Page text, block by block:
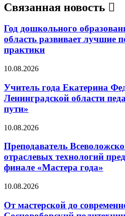
Связанная новость
Год дошкольного
область развивает лучшие
практики
10.08.2026
Учитель года Екатерина
Ленинградской области
пути»
10.08.2026
Преподаватель
отраслевых технологий
финале «Мастера года»
10.08.2026
От мастерской до